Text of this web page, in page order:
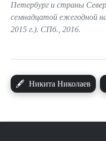
🖋 Никита Николаев
Петербург и страны
семнадцатой ежегодной
2015 г.). СПб., 2016.